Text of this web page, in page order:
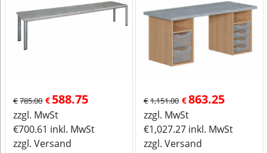
€785.00 € 588.75
zzgl. MwSt
€700.61 inkl. MwSt
zzgl. Versand
€1,151.00 €863.25
zzgl. MwSt
€1,027.27 inkl. MwSt
zzgl. Versand